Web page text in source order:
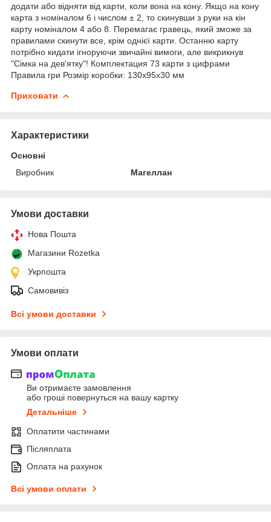
додати або відняти від карти, коли вона на кону. Якщо на кону
карта з номіналом 6 і числом ± 2, то скинувши з руки на кін
карту номіналом 4 або 8. Перемагає гравець, який зможе за
правилами скинути все, крім однієї карти. Останню карту
потрібно кидати ігноруючи звичайні вимоги, але викрикнув
"Сімка на дев'ятку"! Комплектация 73 карти з цифрами
Правила гри Розмір коробки: 130х95х30 мм
Приховати
Характеристики
Основні
Виробник
Магеллан
Умови доставки
Нова Пошта
Магазини Rozetka
Укрпошта
Самовивіз
Всі умови доставки
Умови оплати
Ви отримаєте замовлення
або гроші повернуться на вашу картку
Детальніше
Оплатити частинами
Післяплата
Оплата на рахунок
Всі умови оплати